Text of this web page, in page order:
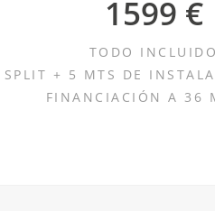
1599 €
TODO INCLUIDO
SPLIT + 5 MTS DE
FINANCIACIÓN A 36